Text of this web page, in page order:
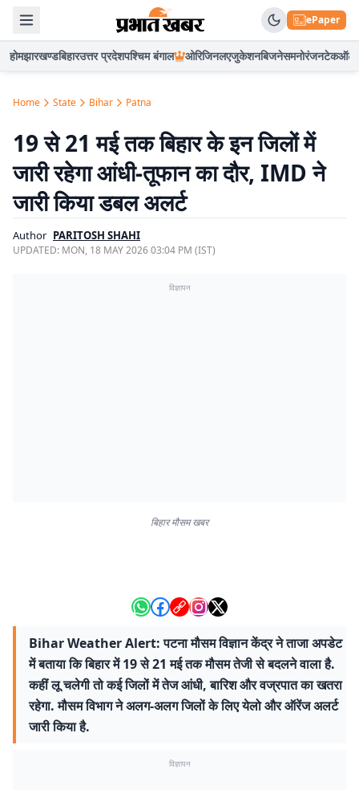
ePaper
होमझारखण्डबिहारउत्तर प्रदेशपश्चिम बंगाल ओरिजिनलएजुकेशनबिजनेसमनोरंजनटेकऑटो
Home State Bihar Patna
19 से 21 मई तक बिहार के इन जिलों में
जारी रहेगा आंधी-तूफान का दौर, IMD ने
जारी किया डबल अलर्ट
Author PARITOSH SHAHI
UPDATED: MON, 18 MAY 2026 03:04 PM (IST)
विज्ञापन
बिहार मौसम खबर
Bihar Weather Alert: पटना मौसम विज्ञान केंद्र ने ताजा अपडेट
में बताया कि बिहार में 19 से 21 मई तक मौसम तेजी से बदलने वाला है.
कहीं लू चलेगी तो कई जिलों में तेज आंधी, बारिश और वज्रपात का खतरा
रहेगा. मौसम विभाग ने अलग-अलग जिलों के लिए येलो और ऑरेंज अलर्ट
जारी किया है.
विज्ञापन